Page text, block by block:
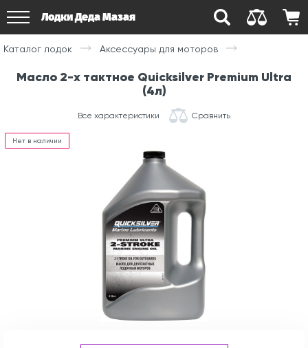
Лодки Деда Мазая
Каталог лодок Аксессуары для моторов
Масло 2-х тактное Quicksilver Premium Ultra
(4л)
Все характеристики Сравнить
Нет в наличии